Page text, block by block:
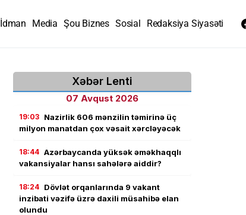
İdman Media Şou Biznes Sosial Redaksiya Siyasəti
Xəbər Lenti
07 Avqust 2026
19:03 Nazirlik 606 mənzilin təmirinə üç
milyon manatdan çox vəsait xərcləyəcək
18:44 Azərbaycanda yüksək əməkhaqqlı
vakansiyalar hansı sahələrə aiddir?
18:24 Dövlət orqanlarında 9 vakant
inzibati vəzifə üzrə daxili müsahibə elan
olundu